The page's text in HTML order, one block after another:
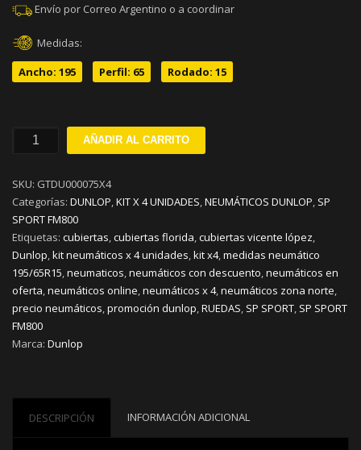
Envío por Correo Argentino o a coordinar
Medidas:
Ancho: 195
Perfil: 65 Rodado: 15
195/65R15
SPORT
FM800
H91
KIT
x
4
cantidad
AÑADIR AL CARRITO
SKU: GTDU000075X4
Categorías: DUNLOP,KIT X 4 UNIDADES,NEUMÁTICOS DUNLOP, SP
SPORT FM800
Etiquetas: cubiertas,cubiertas florida,cubiertas vicente lópez,
Dunlop,kit neumáticos x 4 unidades,kit x4,medidas neumático
195/65R15,neumaticos,neumáticos con descuento,neumáticos en
oferta,neumáticos online,neumáticos x 4,neumáticos zona norte,
precio neumáticos,promoción dunlop,RUEDAS, SP SPORT, SP SPORT
FM800
Marca: Dunlop
DESCRIPCIÓN INFORMACIÓN ADICIONAL